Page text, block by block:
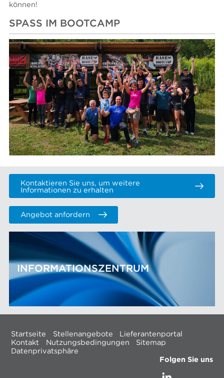
können!
SPASS IM BOOTCAMP
Kontaktieren Sie uns, um weitere
Informationen zu erhalten
Angebot anfordern
INFORMATIONSZENTRUM
Startseite Stellenangebote
Lieferantenportal
Kontakt
Nutzungsbedingungen
Sitemap
Datenprivatsphäre
Folgen Sie uns